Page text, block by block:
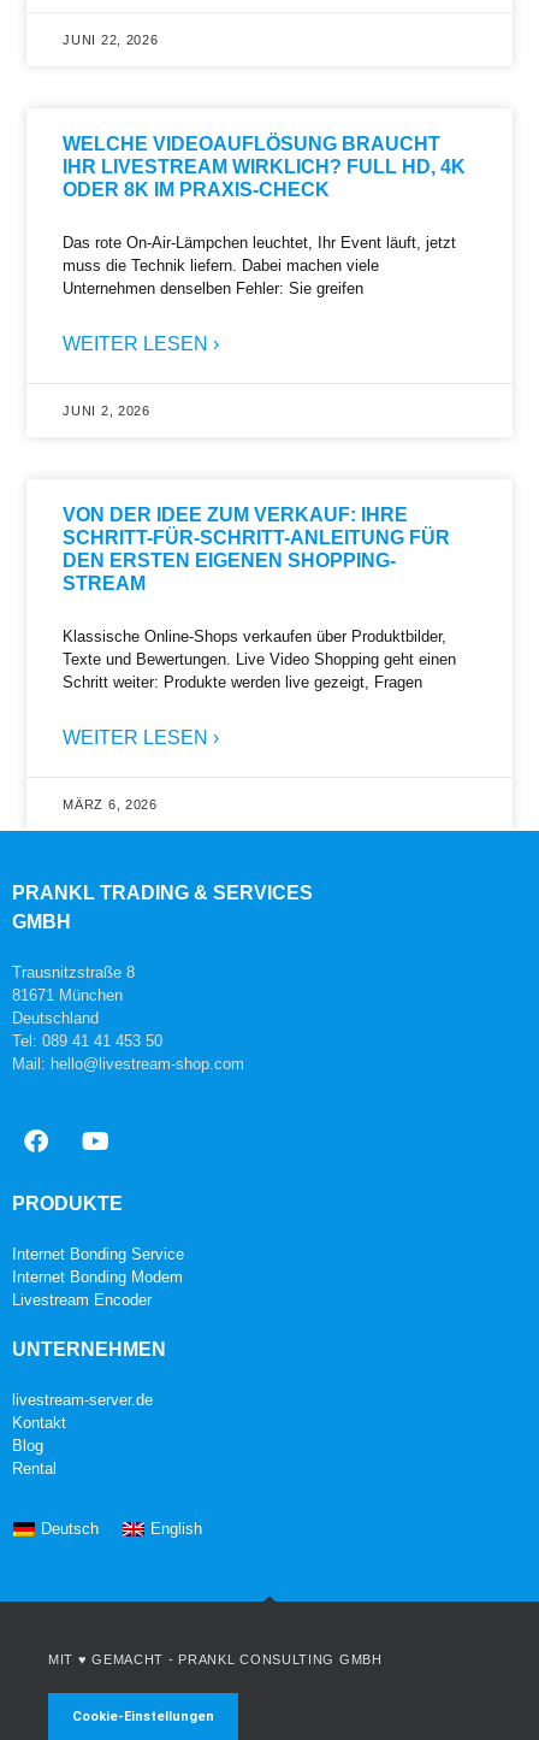
JUNI 22, 2026
WELCHE VIDEOAUFLÖSUNG BRAUCHT
IHR LIVESTREAM WIRKLICH? FULL HD, 4K
ODER 8K IM PRAXIS-CHECK
Das rote On-Air-Lämpchen leuchtet, Ihr Event läuft, jetzt
muss die Technik liefern. Dabei machen viele
Unternehmen denselben Fehler: Sie greifen
WEITER LESEN ›
JUNI 2, 2026
VON DER IDEE ZUM VERKAUF: IHRE
SCHRITT-FÜR-SCHRITT-ANLEITUNG FÜR
DEN ERSTEN EIGENEN SHOPPING-
STREAM
Klassische Online-Shops verkaufen über Produktbilder,
Texte und Bewertungen. Live Video Shopping geht einen
Schritt weiter: Produkte werden live gezeigt, Fragen
WEITER LESEN ›
MÄRZ 6, 2026
PRANKL TRADING & SERVICES
GMBH
Trausnitzstraße 8
81671 München
Deutschland
Tel: 089 41 41 453 50
Mail: hello@livestream-shop.com
PRODUKTE
Internet Bonding Service
Internet Bonding Modem
Livestream Encoder
UNTERNEHMEN
livestream-server.de
Kontakt
Blog
Rental
Deutsch English
MIT ♥ GEMACHT - PRANKL CONSULTING GMBH
Cookie-Einstellungen